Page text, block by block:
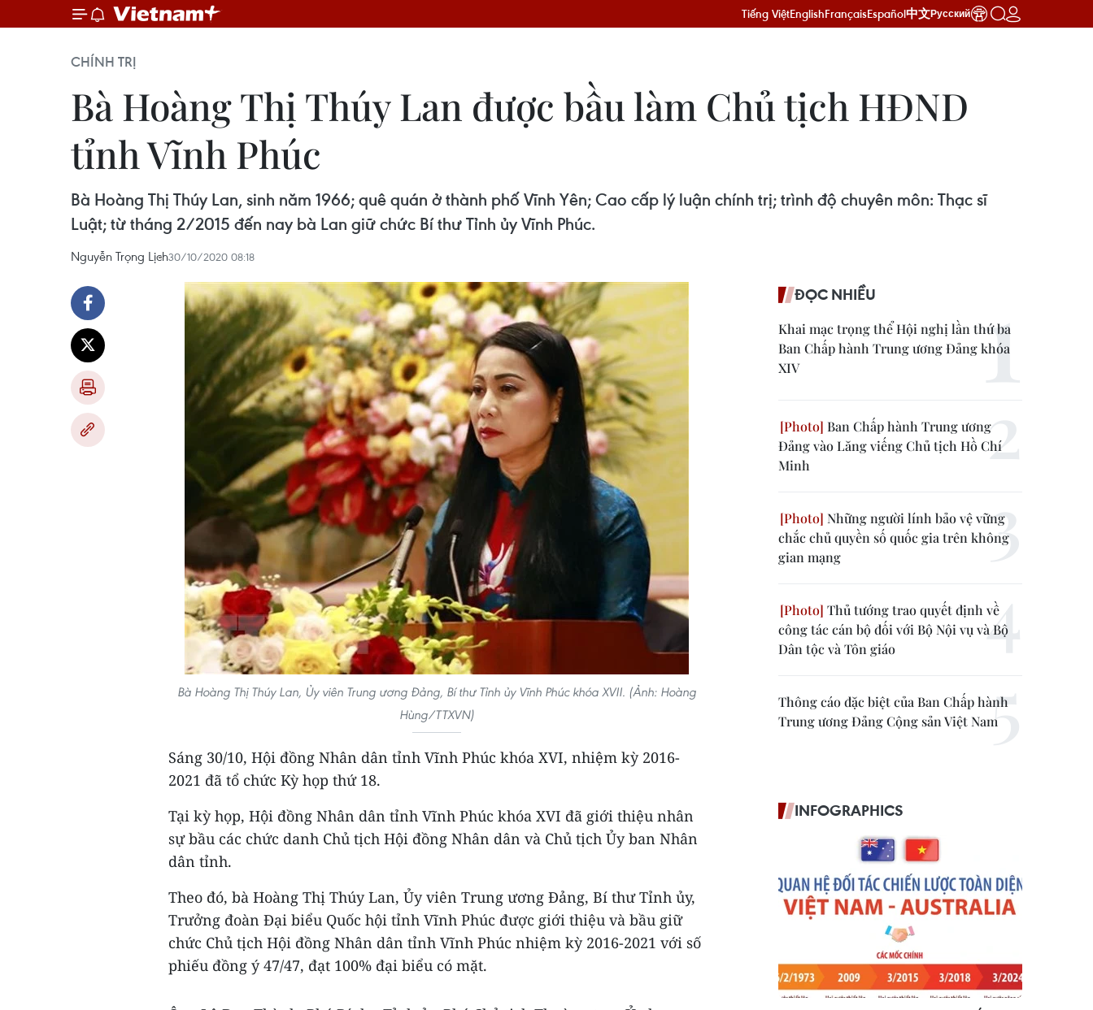
Tiếng ViệtEnglishFrançaisEspañol中文Русский
CHÍNH TRỊ
Bà Hoàng Thị Thúy Lan được bầu làm Chủ tịch HĐND
tỉnh Vĩnh Phúc
Bà Hoàng Thị Thúy Lan, sinh năm 1966; quê quán ở thành phố Vĩnh Yên; Cao cấp lý luận chính trị; trình độ chuyên môn: Thạc sĩ
Luật; từ tháng 2/2015 đến nay bà Lan giữ chức Bí thư Tỉnh ủy Vĩnh Phúc.
Nguyễn Trọng Lịch30/10/2020 08:18
Bà Hoàng Thị Thúy Lan, Ủy viên Trung ương Đảng, Bí thư Tỉnh ủy Vĩnh Phúc khóa XVII. (Ảnh: Hoàng
Hùng/TTXVN)
Sáng 30/10, Hội đồng Nhân dân tỉnh Vĩnh Phúc khóa XVI, nhiệm kỳ 2016-
2021 đã tổ chức Kỳ họp thứ 18.
Tại kỳ họp, Hội đồng Nhân dân tỉnh Vĩnh Phúc khóa XVI đã giới thiệu nhân
sự bầu các chức danh Chủ tịch Hội đồng Nhân dân và Chủ tịch Ủy ban Nhân
dân tỉnh.
Theo đó, bà Hoàng Thị Thúy Lan, Ủy viên Trung ương Đảng, Bí thư Tỉnh ủy,
Trưởng đoàn Đại biểu Quốc hội tỉnh Vĩnh Phúc được giới thiệu và bầu giữ
chức Chủ tịch Hội đồng Nhân dân tỉnh Vĩnh Phúc nhiệm kỳ 2016-2021 với số
phiếu đồng ý 47/47, đạt 100% đại biểu có mặt.
ĐỌC NHIỀU
Khai mạc trọng thể Hội nghị lần thứ ba
Ban Chấp hành Trung ương Đảng khóa
XIV
Ban Chấp hành Trung ương
Đảng vào Lăng viếng Chủ tịch Hồ Chí
Minh
Những người lính bảo vệ vững
chắc chủ quyền số quốc gia trên không
gian mạng
Thủ tướng trao quyết định về
công tác cán bộ đối với Bộ Nội vụ và Bộ
Dân tộc và Tôn giáo
Thông cáo đặc biệt của Ban Chấp hành
Trung ương Đảng Cộng sản Việt Nam
INFOGRAPHICS